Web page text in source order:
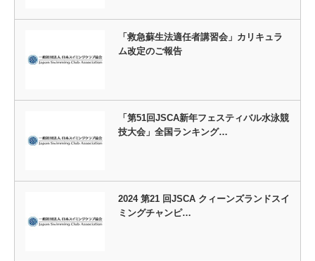
「救急蘇生法適任者講習会」カリキュラ
ム改定のご報告
「第51回JSCA新年フェスティバル水泳競
技大会」全国ランキング…
2024 第21 回JSCA クィーンズランドスイ
ミングチャンピ…